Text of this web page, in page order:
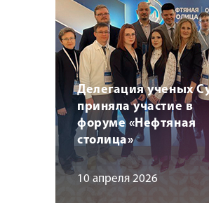
Делегация ученых
приняла участие в
форуме «Нефтяная
столица»
10 апреля 2026